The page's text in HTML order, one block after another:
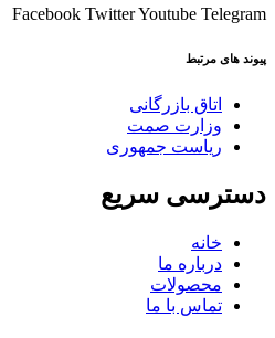
Facebook TwitterYoutube Telegram
پیوند های مرتبط
اتاق بازرگانی
وزارت صمت
ریاست جمهوری
دسترسی سریع
خانه
درباره ما
محصولات
تماس با ما